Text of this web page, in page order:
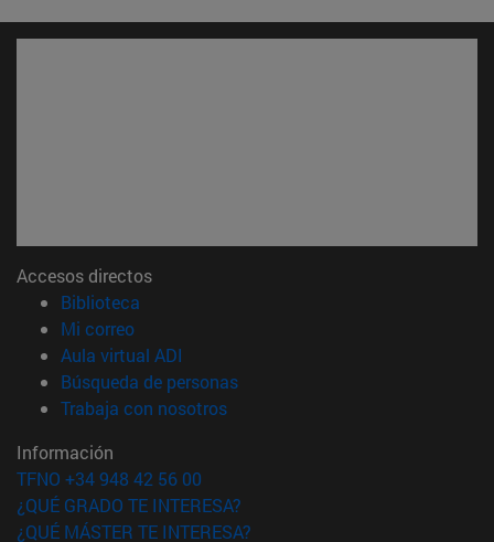
Accesos directos
Biblioteca
Mi correo(abre en nueva ventana)
Aula virtual ADI
Búsqueda de personas(abre en nueva ventana)
Trabaja con nosotros(abre en nueva ventana)
Información
TFNO +34 948 42 56 00
¿QUÉ GRADO TE INTERESA?
¿QUÉ MÁSTER TE INTERESA?